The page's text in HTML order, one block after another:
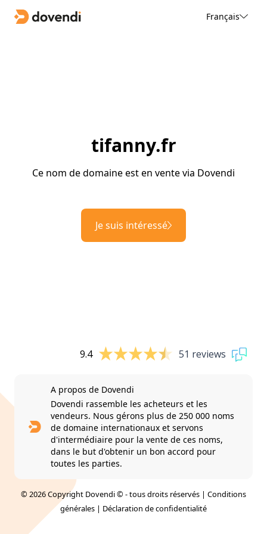
Français
tifanny.fr
Ce nom de domaine est en vente via Dovendi
Je suis intéressé
9.4 51 reviews
A propos de Dovendi
Dovendi rassemble les acheteurs et les
vendeurs. Nous gérons plus de 250 000 noms
de domaine internationaux et servons
d'intermédiaire pour la vente de ces noms,
dans le but d'obtenir un bon accord pour
toutes les parties.
© 2026 Copyright Dovendi © - tous droits réservés | Conditions
générales | Déclaration de confidentialité